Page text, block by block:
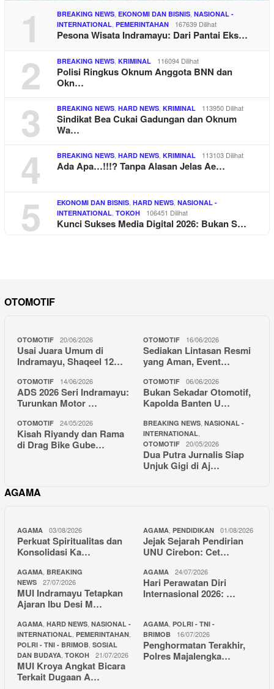
1 BREAKING NEWS, EKONOMI DAN BISNIS, NASIONAL -
INTERNATIONAL, PEMERINTAHAN 167639 Dilihat
Pesona Wisata Indramayu: Dari Pantai Eks…
2 BREAKING NEWS, KRIMINAL 116094 Dilihat
Polisi Ringkus Oknum Anggota BNN dan
Okn…
3 BREAKING NEWS, HARD NEWS, KRIMINAL 113950 Dilihat
Sindikat Bea Cukai Gadungan dan Oknum
Wa…
4 BREAKING NEWS, HARD NEWS, KRIMINAL 113103 Dilihat
Ada Apa…!!!? Tanpa Alasan Jelas Ae…
5 EKONOMI DAN BISNIS, HARD NEWS, NASIONAL -
INTERNATIONAL, TOKOH 106451 Dilihat
Kunci Sukses Media Digital 2026: Bukan S…
OTOMOTIF
OTOMOTIF 20/06/2026
Usai Juara Umum di
Indramayu, Shaqeel 12…
OTOMOTIF 16/06/2026
Sediakan Lintasan Resmi
yang Aman, Event…
OTOMOTIF 14/06/2026
ADS 2026 Seri Indramayu:
Turunkan Motor …
OTOMOTIF 06/06/2026
Bukan Sekadar Otomotif,
Kapolda Banten U…
OTOMOTIF 24/05/2026
Kisah Riyandy dan Rama
di Drag Bike Gube…
BREAKING NEWS, NASIONAL -
INTERNATIONAL,
OTOMOTIF 20/05/2026
Dua Putra Jurnalis Siap
Unjuk Gigi di Aj…
AGAMA
AGAMA 03/08/2026
Perkuat Spiritualitas dan
Konsolidasi Ka…
AGAMA, PENDIDIKAN 01/08/2026
Jejak Sejarah Pendirian
UNU Cirebon: Cet…
AGAMA, BREAKING
NEWS
27/07/2026
MUI Indramayu Tetapkan
Ajaran Ibu Desi M…
AGAMA 24/07/2026
Hari Perawatan Diri
Internasional 2026: …
AGAMA, HARD NEWS, NASIONAL -
INTERNATIONAL, PEMERINTAHAN,
POLRI - TNI - BRIMOB, SOSIAL
DAN BUDAYA, TOKOH 21/07/2026
MUI Kroya Angkat Bicara
Terkait Dugaan A…
AGAMA, POLRI - TNI -
BRIMOB
16/07/2026
Penghormatan Terakhir,
Polres Majalengka…